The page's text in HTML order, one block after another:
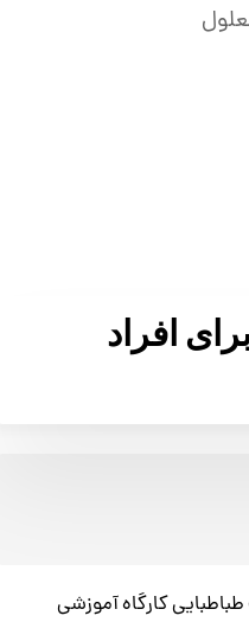
افراد
کارگاه آموزشی